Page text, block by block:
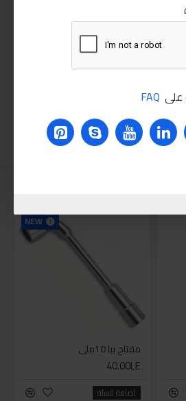
على FAQ
NEW
مفتاح ببا 10ملي
40.00LE
اضافة للسلة